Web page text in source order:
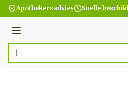
Ga naar de inhoud
Apothekersadvies Snelle
Menu
Product, merk, categorie...